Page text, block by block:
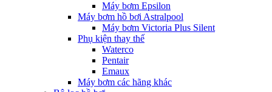
Máy bơm Epsilon
Máy bơm hồ bơi Astralpool
Máy bơm Victoria Plus Silent
Phụ kiện thay thế
Waterco
Pentair
Emaux
Máy bơm các hãng khác